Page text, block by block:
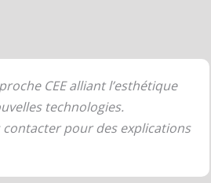
CEE alliant l’esthétique
technologies.
contacter pour des explications